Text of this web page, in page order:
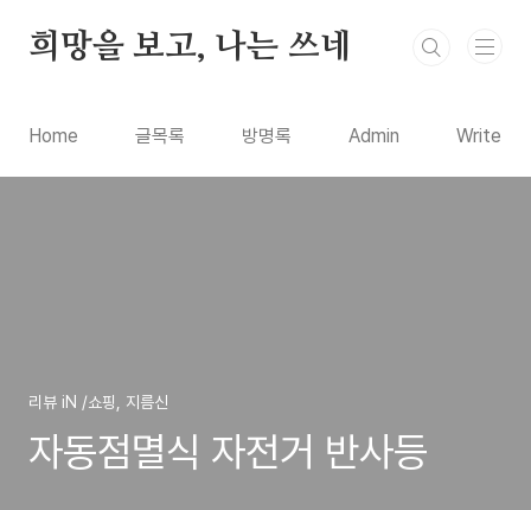
희망을 보고, 나는 쓰네
Home 글목록 방명록 Admin Write
리뷰 iN /쇼핑, 지름신
자동점멸식 자전거 반사등